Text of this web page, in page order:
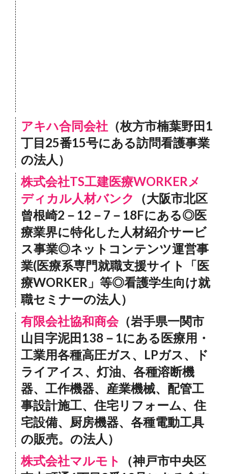
アキハ合同会社 （枚方市楠葉野田1
丁目25番15号にある訪問看護事業
の法人）
株式会社TS工建医療WORKERメ
ディカル人材バンク
（大阪市北区
曾根崎2－12－7－18Fにある◎医
療業界に特化した人材紹介サービ
ス事業◎ネットコンテンツ運営事
業(医療系専門就職支援サイト「医
療WORKER」等◎看護学生向け就
職セミナーの法人）
有限会社協和商会（岩手県一関市
山目字泥田138－1にある医療用・
工業用各種高圧ガス、LPガス、ド
ライアイス、灯油、各種溶断機
器、工作機器、産業機械、配管工
事設計施工、住宅リフォーム、住
宅設備、厨房機器、各種電動工具
の販売。の法人）
株式会社マルモト
（神戸市中央区